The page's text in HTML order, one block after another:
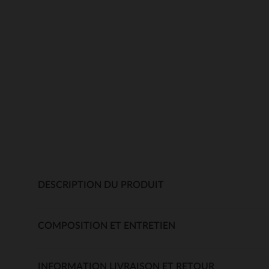
DESCRIPTION DU PRODUIT
COMPOSITION ET ENTRETIEN
INFORMATION LIVRAISON ET RETOUR